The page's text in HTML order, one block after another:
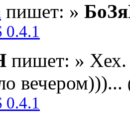
пишет: »
0.4.1
пишет: » Хех.
вечером)))...
0.4.1